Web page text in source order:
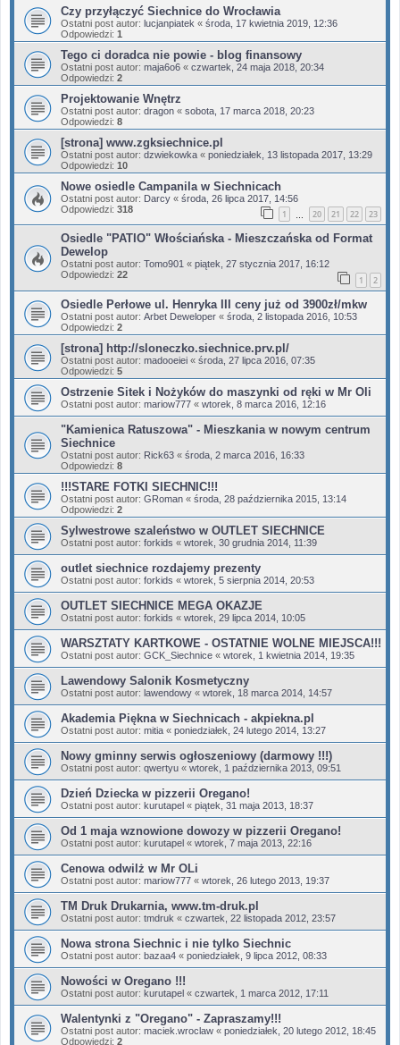
Czy przyłączyć Siechnice do Wrocławia
Ostatni post autor: lucjanpiatek « środa, 17 kwietnia 2019, 12:36
Odpowiedzi: 1
Tego ci doradca nie powie - blog finansowy
Ostatni post autor: maja6o6 « czwartek, 24 maja 2018, 20:34
Odpowiedzi: 2
Projektowanie Wnętrz
Ostatni post autor: dragon « sobota, 17 marca 2018, 20:23
Odpowiedzi: 8
[strona] www.zgksiechnice.pl
Ostatni post autor: dzwiekowka « poniedziałek, 13 listopada 2017, 13:29
Odpowiedzi: 10
Nowe osiedle Campanila w Siechnicach
Ostatni post autor: Darcy « środa, 26 lipca 2017, 14:56
Odpowiedzi: 318 1 20 21 22 23
Osiedle "PATIO" Włościańska - Mieszczańska od Format
Dewelop
Ostatni post autor: Tomo901 « piątek, 27 stycznia 2017, 16:12
Odpowiedzi: 22 1 2
Osiedle Perłowe ul. Henryka III ceny już od 3900zł/mkw
Ostatni post autor: Arbet Deweloper « środa, 2 listopada 2016, 10:53
Odpowiedzi: 2
[strona] http://sloneczko.siechnice.prv.pl/
Ostatni post autor: madooeiei « środa, 27 lipca 2016, 07:35
Odpowiedzi: 5
Ostrzenie Sitek i Nożyków do maszynki od ręki w Mr Oli
Ostatni post autor: mariow777 « wtorek, 8 marca 2016, 12:16
"Kamienica Ratuszowa" - Mieszkania w nowym centrum
Siechnice
Ostatni post autor: Rick63 « środa, 2 marca 2016, 16:33
Odpowiedzi: 8
!!!STARE FOTKI SIECHNIC!!!
Ostatni post autor: GRoman « środa, 28 października 2015, 13:14
Odpowiedzi: 2
Sylwestrowe szaleństwo w OUTLET SIECHNICE
Ostatni post autor: forkids « wtorek, 30 grudnia 2014, 11:39
outlet siechnice rozdajemy prezenty
Ostatni post autor: forkids « wtorek, 5 sierpnia 2014, 20:53
OUTLET SIECHNICE MEGA OKAZJE
Ostatni post autor: forkids « wtorek, 29 lipca 2014, 10:05
WARSZTATY KARTKOWE - OSTATNIE WOLNE MIEJSCA!!!
Ostatni post autor: GCK_Siechnice « wtorek, 1 kwietnia 2014, 19:35
Lawendowy Salonik Kosmetyczny
Ostatni post autor: lawendowy « wtorek, 18 marca 2014, 14:57
Akademia Piękna w Siechnicach - akpiekna.pl
Ostatni post autor: mitia « poniedziałek, 24 lutego 2014, 13:27
Nowy gminny serwis ogłoszeniowy (darmowy !!!)
Ostatni post autor: qwertyu « wtorek, 1 października 2013, 09:51
Dzień Dziecka w pizzerii Oregano!
Ostatni post autor: kurutapel « piątek, 31 maja 2013, 18:37
Od 1 maja wznowione dowozy w pizzerii Oregano!
Ostatni post autor: kurutapel « wtorek, 7 maja 2013, 22:16
Cenowa odwilż w Mr OLi
Ostatni post autor: mariow777 « wtorek, 26 lutego 2013, 19:37
TM Druk Drukarnia, www.tm-druk.pl
Ostatni post autor: tmdruk « czwartek, 22 listopada 2012, 23:57
Nowa strona Siechnic i nie tylko Siechnic
Ostatni post autor: bazaa4 « poniedziałek, 9 lipca 2012, 08:33
Nowości w Oregano !!!
Ostatni post autor: kurutapel « czwartek, 1 marca 2012, 17:11
Walentynki z "Oregano" - Zapraszamy!!!
Ostatni post autor: maciek.wroclaw « poniedziałek, 20 lutego 2012, 18:45
Odpowiedzi: 2